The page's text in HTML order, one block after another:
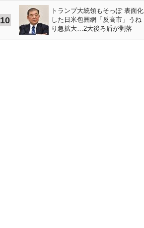
10
トランプ大統領もそっぽ 表面化
した日米包囲網「反高市」うね
り急拡大…2大後ろ盾が剥落